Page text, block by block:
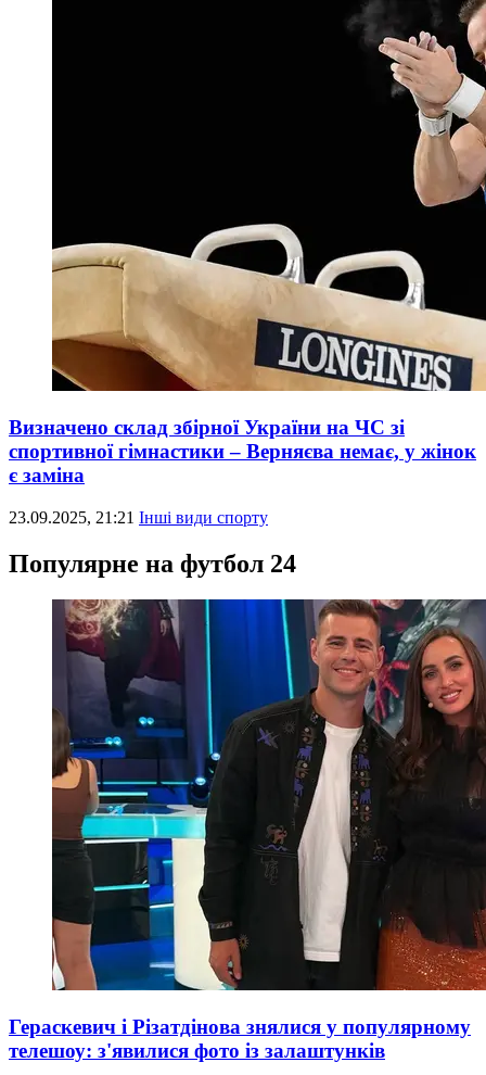
Визначено склад збірної України на ЧС зі
спортивної гімнастики – Верняєва немає, у жінок
є заміна
23.09.2025, 21:21 Інші види спорту
Популярне на футбол 24
Гераскевич і Різатдінова знялися у популярному
телешоу: з'явилися фото із залаштунків